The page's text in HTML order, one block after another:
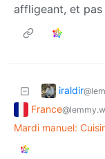
affligeant, et
iraldir
France
Mardi manuel: